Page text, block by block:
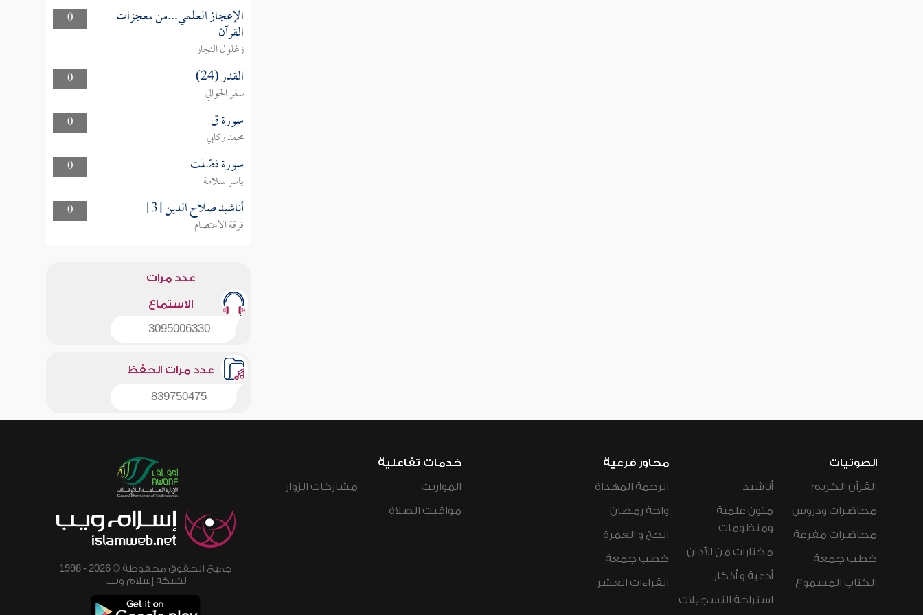
0 الإعجاز العلمي...من معجزات
القرآن
زغلول النجار
0
القدر (24)
سفر الحوالي
0
سورة ق
محمد ركابي
0
سورة فصّلت
ياسر سلامة
0
أناشيد صلاح الدين [3]
فرقة الاعتصام
عدد مرات
الاستماع
3095006330
عدد مرات الحفظ
839750475
الصوتيات
القرآن الكريم
محاضرات ودروس
محاضرات مفرغة
خطب جمعة
الكتاب المسموع
أناشيد
متون علمية
ومنظومات
مختارات من الأذان
أدعية و أذكار
استراحة التسجيلات
محاور فرعية
الرحمة المهداة
واحة رمضان
الحج و العمرة
خطب جمعة
القراءات العشر
خدمات تفاعلية
المواريث
مواقيت الصلاة
مشاركات الزوار
جميع الحقوق محفوظة © 2026 - 1998
لشبكة إسلام ويب